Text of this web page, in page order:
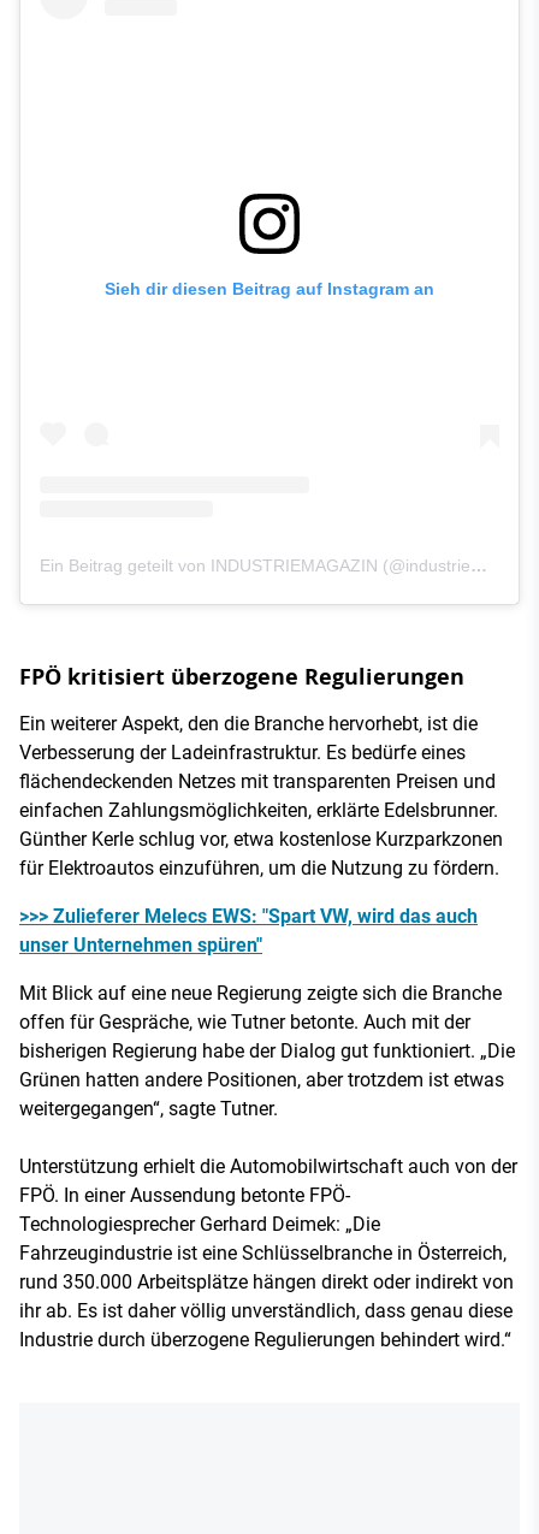
Sieh dir diesen Beitrag auf Instagram an
Ein Beitrag geteilt von INDUSTRIEMAGAZIN (@industriemagazin.at)
FPÖ kritisiert überzogene Regulierungen
Ein weiterer Aspekt, den die Branche hervorhebt, ist die
Verbesserung der Ladeinfrastruktur. Es bedürfe eines
flächendeckenden Netzes mit transparenten Preisen und
einfachen Zahlungsmöglichkeiten, erklärte Edelsbrunner.
Günther Kerle schlug vor, etwa kostenlose Kurzparkzonen
für Elektroautos einzuführen, um die Nutzung zu fördern.
>>> Zulieferer Melecs EWS: "Spart VW, wird das auch
unser Unternehmen spüren"
Mit Blick auf eine neue Regierung zeigte sich die Branche
offen für Gespräche, wie Tutner betonte. Auch mit der
bisherigen Regierung habe der Dialog gut funktioniert. „Die
Grünen hatten andere Positionen, aber trotzdem ist etwas
weitergegangen“, sagte Tutner.
Unterstützung erhielt die Automobilwirtschaft auch von der
FPÖ. In einer Aussendung betonte FPÖ-
Technologiesprecher Gerhard Deimek: „Die
Fahrzeugindustrie ist eine Schlüsselbranche in Österreich,
rund 350.000 Arbeitsplätze hängen direkt oder indirekt von
ihr ab. Es ist daher völlig unverständlich, dass genau diese
Industrie durch überzogene Regulierungen behindert wird.“